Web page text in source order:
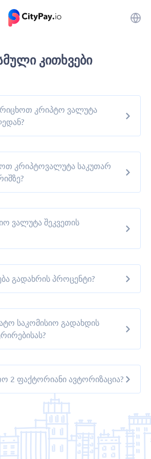
კითხვები
კრიპტო ვალუტა
კრიპტოვალუტა საკუთარ
ვალუტა შეკვეთის
გადახრის პროცენტი?
საკომისიო გადახდის
2 ფაქტორიანი ავტორიზაცია?